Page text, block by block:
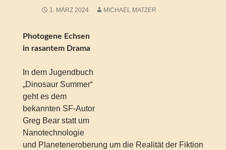
1. MÄRZ 2024 MICHAEL MATZER
Photogene Echsen
in rasantem Drama
In dem Jugendbuch
„Dinosaur Summer“
geht es dem
bekannten SF-Autor
Greg Bear statt um
Nanotechnologie
und Planeteneroberung um die Realität der Fiktion